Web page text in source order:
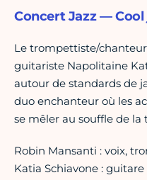
Concert Jazz —
Le trompettiste/
guitariste Napolitaine
autour de standards de
duo enchanteur où les
se mêler au souffle de
Robin Mansanti : voix,
Katia Schiavone : guitare